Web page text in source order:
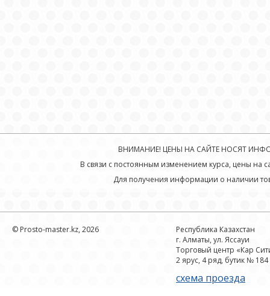
ВНИМАНИЕ! ЦЕНЫ НА САЙТЕ НОСЯТ
В связи с постоянным изменением курса, цены на
Для получения информации о наличии
© Prosto-master.kz, 2026
Республика Казахстан
г. Алматы, ул. Яссауи
Торговый центр «Кар
2 ярус, 4 ряд, бутик № 184
схема проезда